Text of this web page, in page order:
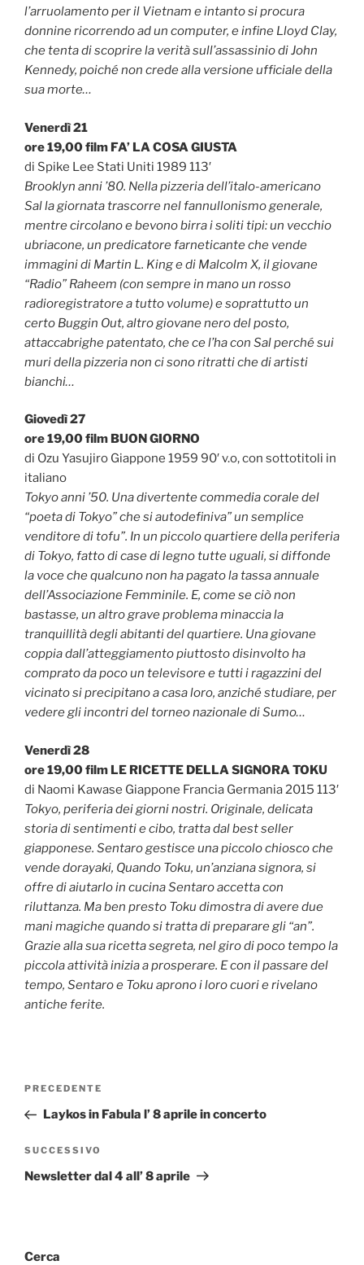
l’arruolamento per il Vietnam e intanto si procura
donnine ricorrendo ad un computer, e infine Lloyd Clay,
che tenta di scoprire la verità sull’assassinio di John
Kennedy, poiché non crede alla versione ufficiale della
sua morte…
Venerdì 21
ore 19,00 film FA’ LA COSA GIUSTA
di Spike Lee Stati Uniti 1989 113′
Brooklyn anni ’80. Nella pizzeria dell’italo-americano
Sal la giornata trascorre nel fannullonismo generale,
mentre circolano e bevono birra i soliti tipi: un vecchio
ubriacone, un predicatore farneticante che vende
immagini di Martin L. King e di Malcolm X, il giovane
“Radio” Raheem (con sempre in mano un rosso
radioregistratore a tutto volume) e soprattutto un
certo Buggin Out, altro giovane nero del posto,
attaccabrighe patentato, che ce l’ha con Sal perché sui
muri della pizzeria non ci sono ritratti che di artisti
bianchi…
Giovedì 27
ore 19,00 film BUON GIORNO
di Ozu Yasujiro Giappone 1959 90′ v.o, con sottotitoli in
italiano
Tokyo anni ’50. Una divertente commedia corale del
“poeta di Tokyo” che si autodefiniva” un semplice
venditore di tofu”. In un piccolo quartiere della periferia
di Tokyo, fatto di case di legno tutte uguali, si diffonde
la voce che qualcuno non ha pagato la tassa annuale
dell’Associazione Femminile. E, come se ciò non
bastasse, un altro grave problema minaccia la
tranquillità degli abitanti del quartiere. Una giovane
coppia dall’atteggiamento piuttosto disinvolto ha
comprato da poco un televisore e tutti i ragazzini del
vicinato si precipitano a casa loro, anziché studiare, per
vedere gli incontri del torneo nazionale di Sumo…
Venerdì 28
ore 19,00 film LE RICETTE DELLA SIGNORA TOKU
di Naomi Kawase Giappone Francia Germania 2015 113′
Tokyo, periferia dei giorni nostri. Originale, delicata
storia di sentimenti e cibo, tratta dal best seller
giapponese. Sentaro gestisce una piccolo chiosco che
vende dorayaki, Quando Toku, un’anziana signora, si
offre di aiutarlo in cucina Sentaro accetta con
riluttanza. Ma ben presto Toku dimostra di avere due
mani magiche quando si tratta di preparare gli “an”.
Grazie alla sua ricetta segreta, nel giro di poco tempo la
piccola attività inizia a prosperare. E con il passare del
tempo, Sentaro e Toku aprono i loro cuori e rivelano
antiche ferite.
Navigazione
Articolo
precedente:
PRECEDENTE
Laykos in Fabula l’ 8 aprile in concerto
Articolo
successivo
SUCCESSIVO
Newsletter dal 4 all’ 8 aprile
Cerca